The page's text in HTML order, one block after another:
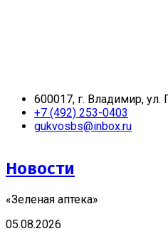
600017, г. Владимир, ул.
+7 (492) 253-0403
gukvosbs@inbox.ru
Новости
«Зеленая аптека»
05.08.2026